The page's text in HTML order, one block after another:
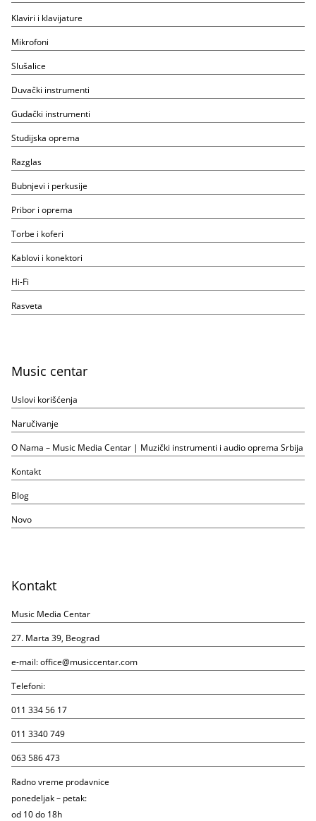
Klaviri i klavijature
Mikrofoni
Slušalice
Duvački instrumenti
Gudački instrumenti
Studijska oprema
Razglas
Bubnjevi i perkusije
Pribor i oprema
Torbe i koferi
Kablovi i konektori
Hi-Fi
Rasveta
Music centar
Uslovi korišćenja
Naručivanje
O Nama – Music Media Centar | Muzički instrumenti i audio oprema Srbija
Kontakt
Blog
Novo
Kontakt
Music Media Centar
27. Marta 39, Beograd
e-mail:office@musiccentar.com
Telefoni:
011 334 56 17
011 3340 749
063 586 473
Radno vreme prodavnice
ponedeljak – petak:
od 10 do 18h